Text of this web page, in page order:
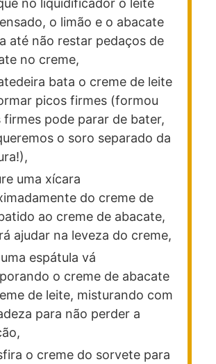
o limão e o abacate
até não restar pedaços de
no creme,
bata o creme de leite
picos firmes (formou
firmes pode parar de bater,
o soro separado da
uma xícara
do creme de
ao creme de abacate,
ajudar na leveza do creme,
espátula vá
o creme de abacate
de leite, misturando com
para não perder a
o creme do sorvete para